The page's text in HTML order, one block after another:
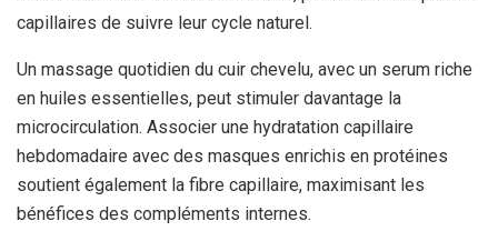
capillaires de suivre leur cycle naturel.
Un massage quotidien du cuir chevelu, avec un serum riche
en huiles essentielles, peut stimuler davantage la
microcirculation. Associer une hydratation capillaire
hebdomadaire avec des masques enrichis en protéines
soutient également la fibre capillaire, maximisant les
bénéfices des compléments internes.